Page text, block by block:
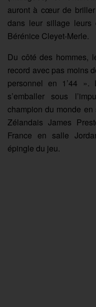
auront à cœur de briller
dans leur sillage leurs
Bérénice Cleyet-Merle.
Du côté des hommes,
record avec pas moins
personnel en 1’44
s’emballer sous
champion du monde
Zélandais James
France en salle
épingle du jeu.